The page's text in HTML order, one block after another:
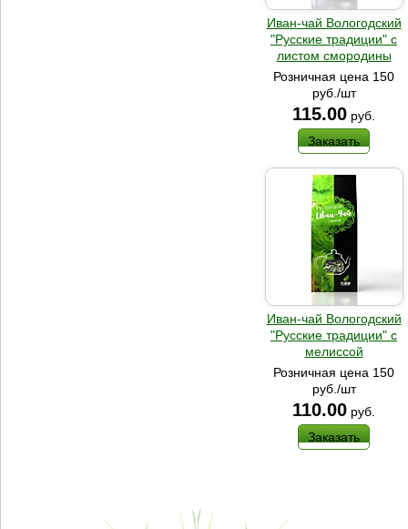
Иван-чай Вологодский
"Русские традиции" с
листом смородины
Розничная цена 150
руб./шт
115.00 руб.
Заказать
Иван-чай Вологодский
"Русские традиции" с
мелиссой
Розничная цена 150
руб./шт
110.00 руб.
Заказать